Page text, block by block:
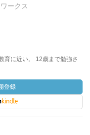
ークス
育に近い。 12歳まで勉強さ